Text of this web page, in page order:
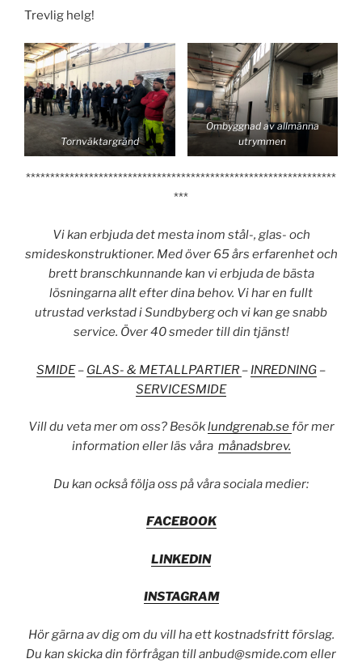
Trevlig helg!
Tornväktargränd
Ombyggnad av allmänna
utrymmen
****************************************************************
***
Vi kan erbjuda det mesta inom stål-, glas- och
smideskonstruktioner. Med över 65 års erfarenhet och
brett branschkunnande kan vi erbjuda de bästa
lösningarna allt efter dina behov. Vi har en fullt
utrustad verkstad i Sundbyberg och vi kan ge snabb
service. Över 40 smeder till din tjänst!
SMIDE– GLAS- & METALLPARTIER– INREDNING –
SERVICESMIDE
Vill du veta mer om oss? Besöklundgrenab.seför mer
information eller läs våra månadsbrev.
Du kan också följa oss på våra sociala medier:
FACEBOOK
LINKEDIN
INSTAGRAM
Hör gärna av dig om du vill ha ett kostnadsfritt förslag.
Du kan skicka din förfrågan till anbud@smide.com eller